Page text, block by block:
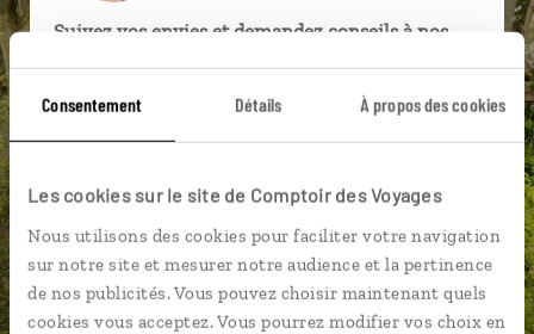
Consentement Détails À propos des cookies
Les cookies sur le site de Comptoir des Voyages
Nous utilisons des cookies pour faciliter votre navigation
sur notre site et mesurer notre audience et la pertinence
de nos publicités. Vous pouvez choisir maintenant quels
cookies vous acceptez. Vous pourrez modifier vos choix en
Suivez vos envies et demandez conseils à nos
Ils sauront organiser votre itinéraire au plus
près de vos envies et de la réalité du pays.
connectés en agence, mais aussi par email ou
téléphone.
Vous gardez le même interlocuteur avant,
pendant et après votre voyage.